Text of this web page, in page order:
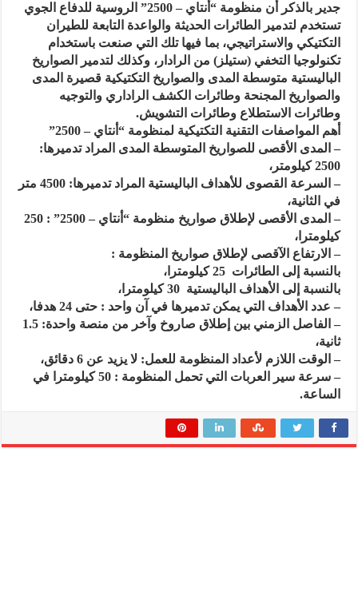
جدير بالذكر أن منظومة “أنتاي – 2500” الروسية للدفاع الجوي
تستخدم لتدمير الطائرات الحديثة والواعدة التابعة للطيران
التكتيكي والاستراتيجي، بما فيها تلك التي صنعت باستخدام
تكنولوجيا التخفي (ستيلز) من الرادار، وكذلك لتدمير الصواريخ
الباليستية متوسطة المدى والصواريخ التكتيكية قصيرة المدى
والصواريخ المجنحة وطائرات الكشف الراداري والتوجيه
وطائرات الاستطلاع وطائرات التشويش.
أهم المواصفات التقنية التكتيكية لمنظومة “أنتاي – 2500”
– المدى الأقصى للصواريخ المتوسطة المدى المراد تدميرها:
2500 كيلومتر،
– السرعة القصوى للأهداف الباليستية المراد تدميرها: 4500 متر
في الثانية،
– المدى الأقصى لإطلاق صواريخ منظومة “أنتاي – 2500” : 250
كيلومترا،
– الارتفاع الآقصى لإطلاق صواريخ المنظومة :
بالنسبة إلى الطائرات 25 كيلومترا،
بالنسبة إلى الأهداف الباليستية 30 كيلومترا،
– عدد الأهداف التي يمكن تدميرها في آن واحد : حتى 24 هدفا،
– الفاصل الزمني بين إطلاق صاروخ وآخر من منصة واحدة: 1.5
ثانية،
– الوقت اللازم لأعداد المنظومة للعمل: لا يزيد عن 6 دقائق،
– سرعة سير العربات التي تحمل المنظومة : 50 كيلومترا في
الساعة.